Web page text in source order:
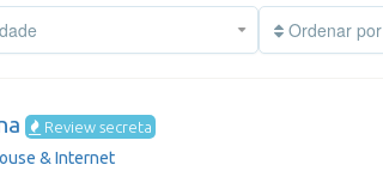
Ordenar por
Review secreta
& Internet